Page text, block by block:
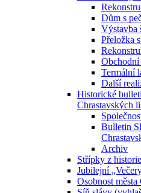
Dům s
Výstavba
Přeložka
Termální
Další
Historické
Chrastavských
Bulletin
Archiv
Střípky z
Jubilejní
Osobnost města